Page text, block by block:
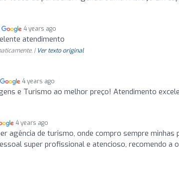
4 years ago
atendimento
| Ver texto original
4 years ago
e Turismo ao melhor preço! Atendimento
4 years ago
agência de turismo, onde compro sempre
super profissional e atencioso, recomendo a